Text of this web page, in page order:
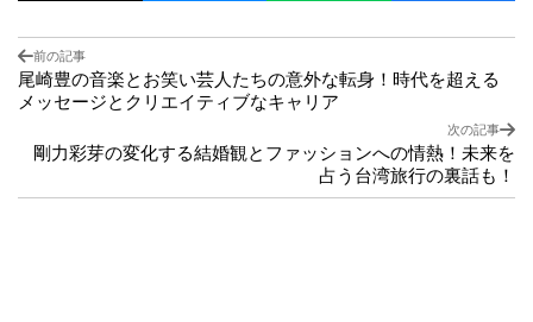
前の記事
尾崎豊の音楽とお笑い芸人たちの意外な転身！時代を超える
メッセージとクリエイティブなキャリア
次の記事
剛力彩芽の変化する結婚観とファッションへの情熱！未来を
占う台湾旅行の裏話も！